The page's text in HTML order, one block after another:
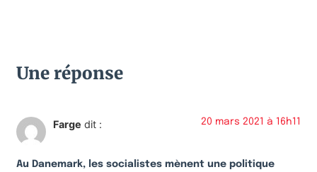
Une réponse
Farge dit : 20 mars 2021 à 16h11
Au Danemark, les socialistes mènent une politique